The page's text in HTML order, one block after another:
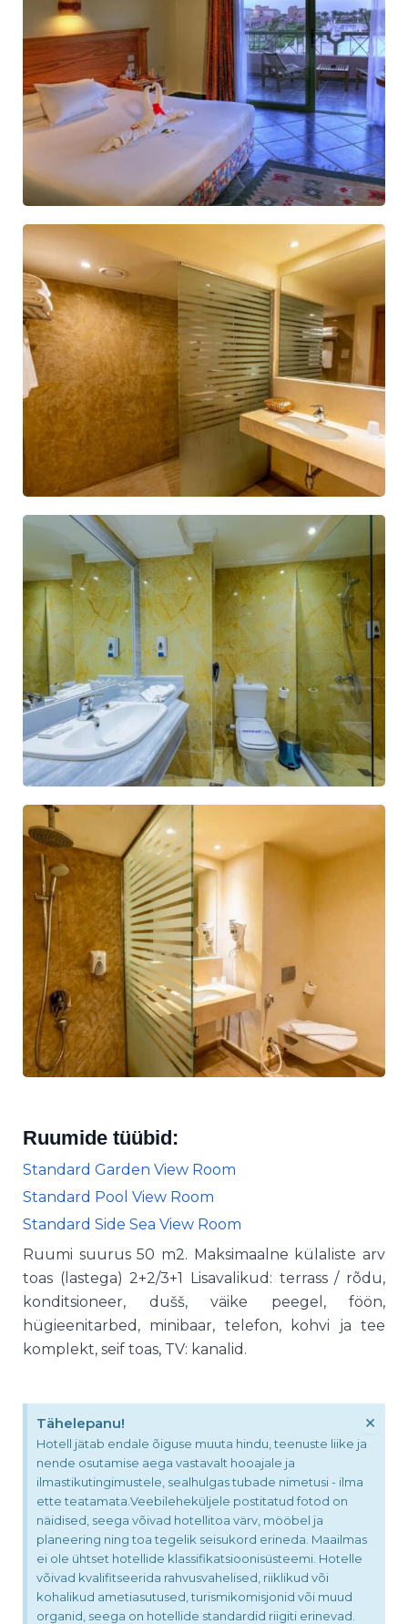
Ruumide tüübid:
Standard Garden View Room
Standard Pool View Room
Standard Side Sea View Room
Ruumi suurus 50 m2. Maksimaalne külaliste arv
toas (lastega) 2+2/3+1 Lisavalikud: terrass / rõdu,
konditsioneer, dušš, väike peegel, föön,
hügieenitarbed, minibaar, telefon, kohvi ja tee
komplekt, seif toas, TV: kanalid.
Tähelepanu!
Hotell jätab endale õiguse muuta hindu, teenuste liike ja
nende osutamise aega vastavalt hooajale ja
ilmastikutingimustele, sealhulgas tubade nimetusi - ilma
ette teatamata.Veebileheküljele postitatud fotod on
näidised, seega võivad hotellitoa värv, mööbel ja
planeering ning toa tegelik seisukord erineda. Maailmas
ei ole ühtset hotellide klassifikatsioonisüsteemi. Hotelle
võivad kvalifitseerida rahvusvahelised, riiklikud või
kohalikud ametiasutused, turismikomisjonid või muud
organid, seega on hotellide standardid riigiti erinevad.
×